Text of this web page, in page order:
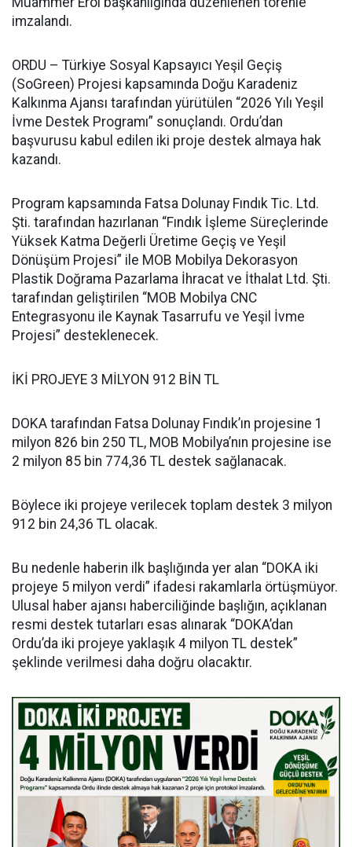
imzalandı.
ORDU – Türkiye Sosyal Kapsayıcı Yeşil Geçiş
(SoGreen) Projesi kapsamında Doğu Karadeniz
Kalkınma Ajansı tarafından yürütülen “2026 Yılı Yeşil
İvme Destek Programı” sonuçlandı. Ordu’dan
başvurusu kabul edilen iki proje destek almaya hak
kazandı.
Program kapsamında Fatsa Dolunay Fındık Tic. Ltd.
Şti. tarafından hazırlanan “Fındık İşleme Süreçlerinde
Yüksek Katma Değerli Üretime Geçiş ve Yeşil
Dönüşüm Projesi” ile MOB Mobilya Dekorasyon
Plastik Doğrama Pazarlama İhracat ve İthalat Ltd. Şti.
tarafından geliştirilen “MOB Mobilya CNC
Entegrasyonu ile Kaynak Tasarrufu ve Yeşil İvme
Projesi” desteklenecek.
İKİ PROJEYE 3 MİLYON 912 BİN TL
DOKA tarafından Fatsa Dolunay Fındık’ın projesine 1
milyon 826 bin 250 TL, MOB Mobilya’nın projesine ise
2 milyon 85 bin 774,36 TL destek sağlanacak.
Böylece iki projeye verilecek toplam destek 3 milyon
912 bin 24,36 TL olacak.
Bu nedenle haberin ilk başlığında yer alan “DOKA iki
projeye 5 milyon verdi” ifadesi rakamlarla örtüşmüyor.
Ulusal haber ajansı haberciliğinde başlığın, açıklanan
resmi destek tutarları esas alınarak “DOKA’dan
Ordu’da iki projeye yaklaşık 4 milyon TL destek”
şeklinde verilmesi daha doğru olacaktır.